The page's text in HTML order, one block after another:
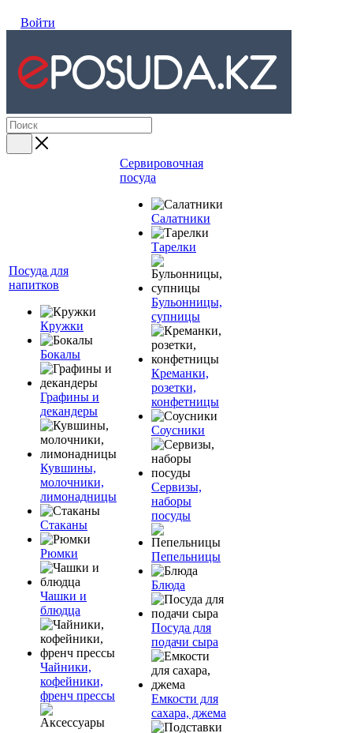
Войти
Посуда для
напитков
Кружки
Бокалы
Графины и
декандеры
Кувшины,
молочники,
лимонадницы
Стаканы
Рюмки
Чашки и
блюдца
Чайники,
кофейники,
френч прессы
Сервировочная
посуда
Салатники
Тарелки
Бульонницы,
супницы
Креманки,
розетки,
конфетницы
Соусники
Сервизы,
наборы
посуды
Пепельницы
Блюда
Посуда для
подачи сыра
Емкости для
сахара, джема